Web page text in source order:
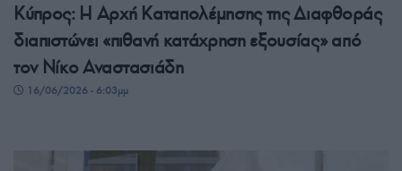
Κύπρος: Η Αρχή Καταπολέμησης της Διαφθοράς
διαπιστώνει «πιθανή κατάχρηση εξουσίας» από
τον Νίκο Αναστασιάδη
16/06/2026 - 6:03μμ